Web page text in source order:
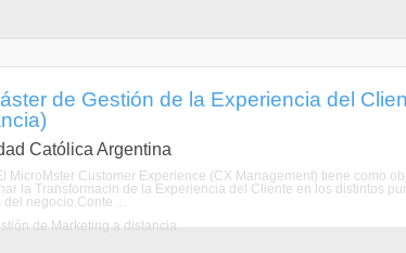
de Gestión de la Experiencia del
Católica Argentina
MicroMster Customer Experience (CX Management) tiene como
la Transformacin de la Experiencia del Cliente en los distintos
del negocio.Conte ...
de Marketing a distancia